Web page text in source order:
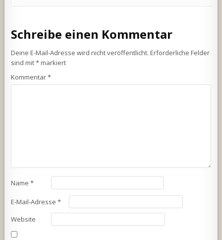
Schreibe einen Kommentar
Deine E-Mail-Adresse wird nicht veröffentlicht. Erforderliche Felder
sind mit*markiert
Kommentar*
Name*
E-Mail-Adresse*
Website